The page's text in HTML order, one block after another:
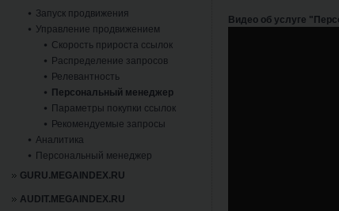
Запуск продвижения
Управление продвижением
Скорость прироста ссылок
Распределение запросов
Релевантность
Персональный менеджер
Параметры покупки ссылок
Рекомендуемые запросы
Аналитика
Персональный менеджер
GURU.MEGAINDEX.RU
AUDIT.MEGAINDEX.RU
Видео об услуге